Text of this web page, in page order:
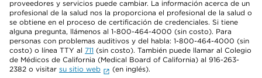
proveedores y servicios puede cambiar. La información acerca de un
profesional de la salud nos la proporciona el profesional de la salud o
se obtiene en el proceso de certificación de credenciales. Si tiene
alguna pregunta, llámenos al 1-800-464-4000 (sin costo). Para
personas con problemas auditivos y del habla: 1-800-464-4000 (sin
costo) o línea TTY al 711 (sin costo). También puede llamar al Colegio
de Médicos de California (Medical Board of California) al 916-263-
2382 o visitar su sitio web
(en inglés).